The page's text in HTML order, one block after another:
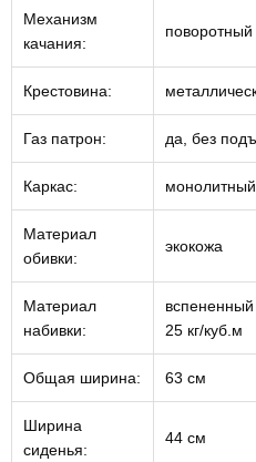
Механизм
качания:
Крестовина:
Газ патрон: да, без
Каркас: монолитный
Материал
обивки:
экокожа
Материал
набивки:
25 кг/куб.м
Общая ширина: 63 см
Ширина
сиденья:
44 см